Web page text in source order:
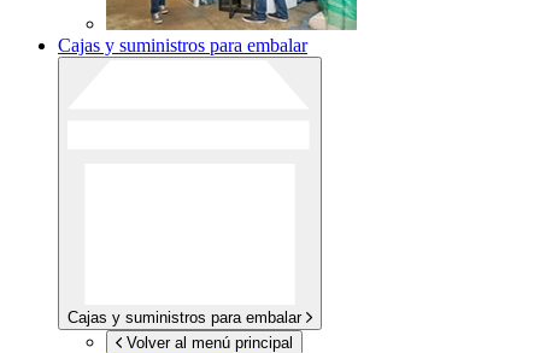
Cajas y suministros para embalar
Cajas y suministros para embalar
Volver al menú principal